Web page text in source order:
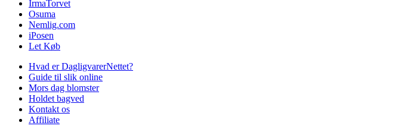
IrmaTorvet
Osuma
Nemlig.com
iPosen
Let Køb
Hvad er DagligvarerNettet?
Guide til slik online
Mors dag blomster
Holdet bagved
Kontakt os
Affiliate